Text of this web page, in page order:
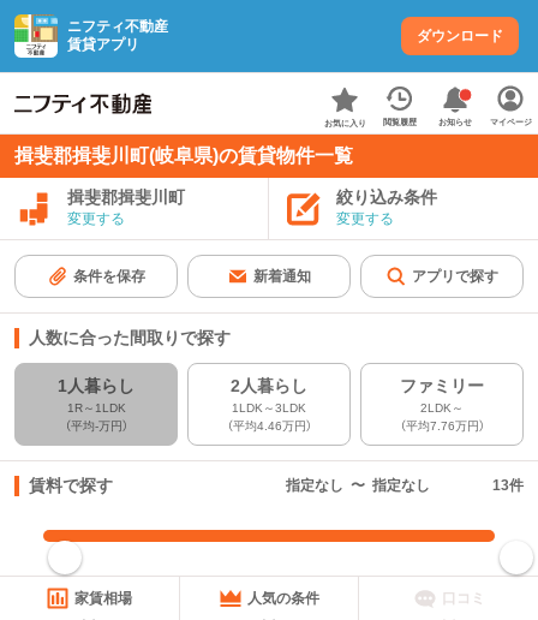
ニフティ不動産
賃貸アプリ
ダウンロード
お気に入り 閲覧履歴 お知らせ マイページ
揖斐郡揖斐川町(岐阜県)の賃貸物件一覧
揖斐郡揖斐川町
変更する
絞り込み条件
変更する
条件を保存 新着通知 アプリで探す
人数に合った間取りで探す
1人暮らし
1R～1LDK
（平均-万円）
2人暮らし
1LDK～3LDK
（平均4.46万円）
ファミリー
2LDK～
（平均7.76万円）
賃料で探す 指定なし 〜 指定なし 13件
指定した賃料で絞り込む
家賃相場 人気の条件 口コミ